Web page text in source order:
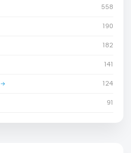
558
190
182
141
→ 124
91